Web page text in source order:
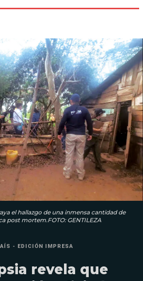
el hallazgo de una inmensa cantidad de
post mortem.FOTO: GENTILEZA
- EDICIÓN IMPRESA
revela que